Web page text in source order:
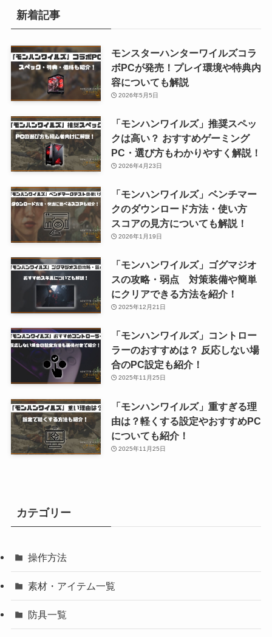
新着記事
モンスターハンターワイルズコラ
ボPCが発売！プレイ環境や特典内
容についても解説
2026年5月5日
「モンハンワイルズ」推奨スペッ
クは高い？ おすすめゲーミング
PC・選び方もわかりやすく解説！
2026年4月23日
「モンハンワイルズ」ベンチマー
クのダウンロード方法・使い方
スコアの見方についても解説！
2026年1月19日
「モンハンワイルズ」ゴグマジオ
スの攻略・弱点 対策装備や簡単
にクリアできる方法を紹介！
2025年12月21日
「モンハンワイルズ」コントロー
ラーのおすすめは？ 反応しない場
合のPC設定も紹介！
2025年11月25日
「モンハンワイルズ」重すぎる理
由は？軽くする設定やおすすめPC
についても紹介！
2025年11月25日
カテゴリー
操作方法
素材・アイテム一覧
防具一覧